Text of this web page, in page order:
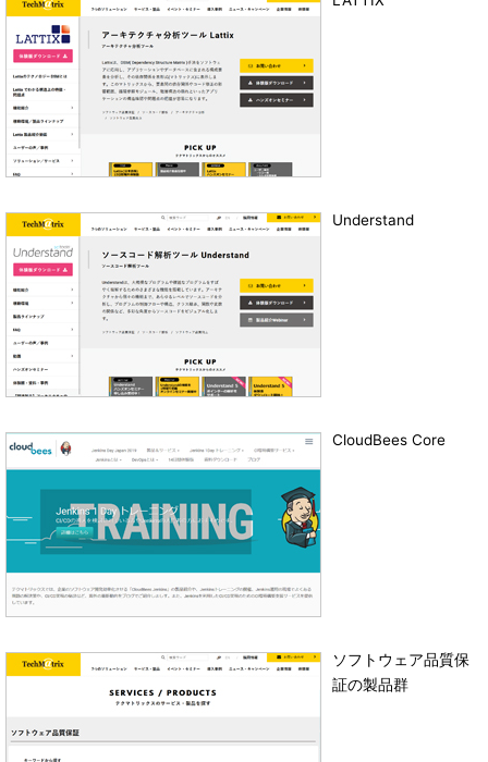
Understand
CloudBees Core
ソフトウェア品質保
証の製品群